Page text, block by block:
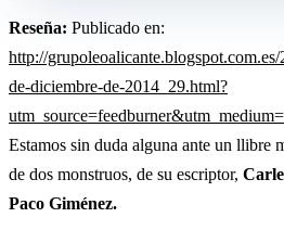
Reseña: Publicado en:
http://
de-diciembre-de-2014_29.html?
Estamos sin duda alguna ante un llibre
de dos monstruos, de su escriptor,
Paco Giménez.